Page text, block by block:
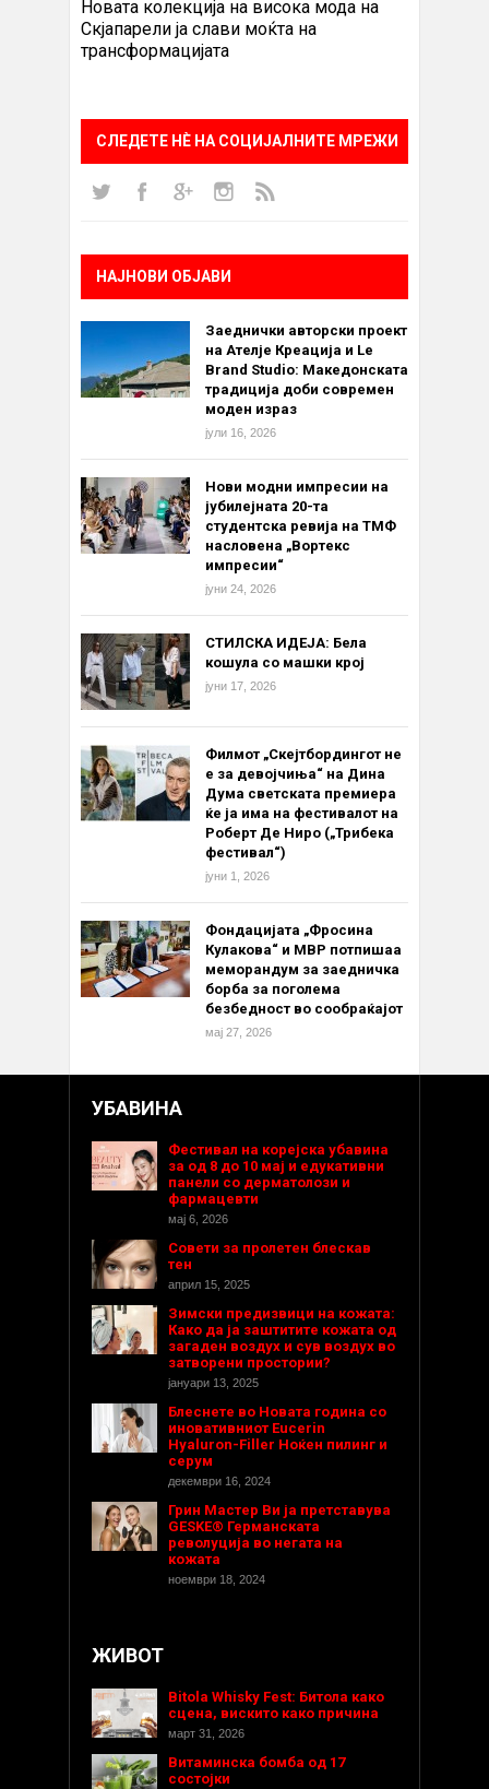
Новата колекција на висока мода на
Скјапарели ја слави моќта на
трансформацијата
СЛЕДЕТЕ НÈ НА СОЦИЈАЛНИТЕ МРЕЖИ
НАЈНОВИ ОБЈАВИ
Заеднички авторски проект
на Ателје Креација и Le
Brand Studio: Македонската
традиција доби современ
моден израз
јули 16, 2026
Нови модни импресии на
јубилејната 20-та
студентска ревија на ТМФ
насловена „Вортекс
импресии“
јуни 24, 2026
СТИЛСКА ИДЕЈА: Бела
кошула со машки крој
јуни 17, 2026
Филмот „Скејтбордингот не
е за девојчиња“ на Дина
Дума светската премиера
ќе ја има на фестивалот на
Роберт Де Ниро („Трибека
фестивал“)
јуни 1, 2026
Фондацијата „Фросина
Кулакова“ и МВР потпишаа
меморандум за заедничка
борба за поголема
безбедност во сообраќајот
мај 27, 2026
УБАВИНА
Фестивал на корејска убавина
за од 8 до 10 мај и едукативни
панели со дерматолози и
фармацевти
мај 6, 2026
Совети за пролетен блескав
тен
април 15, 2025
Зимски предизвици на кожата:
Како да ја заштитите кожата од
загаден воздух и сув воздух во
затворени простории?
јануари 13, 2025
Блеснете во Новата година со
иновативниот Eucerin
Hyaluron-Filler Ноќен пилинг и
серум
декември 16, 2024
Грин Мастер Ви ја претставува
GESKE® Германската
револуција во негата на
кожата
ноември 18, 2024
ЖИВОТ
Bitola Whisky Fest: Битола како
сцена, вискито како причина
март 31, 2026
Витаминска бомба од 17
состојки